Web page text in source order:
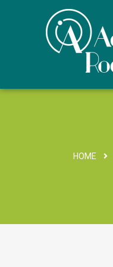
HOME